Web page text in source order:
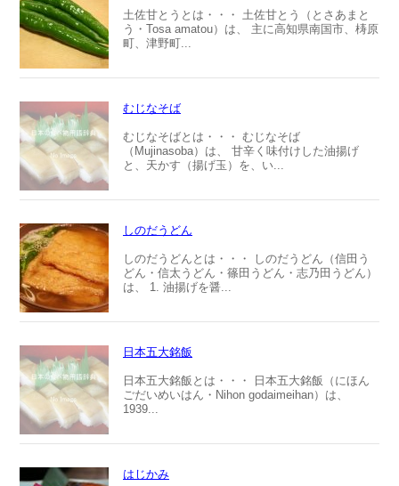
土佐甘とうとは・・・ 土佐甘とう（とさあまと
う・Tosa amatou）は、 主に高知県南国市、梼原
町、津野町...
むじなそば
むじなそばとは・・・ むじなそば
（Mujinasoba）は、 甘辛く味付けした油揚げ
と、天かす（揚げ玉）を、い...
しのだうどん
しのだうどんとは・・・ しのだうどん（信田う
どん・信太うどん・篠田うどん・志乃田うどん）
は、 1. 油揚げを醤...
日本五大銘飯
日本五大銘飯とは・・・ 日本五大銘飯（にほん
ごだいめいはん・Nihon godaimeihan）は、
1939...
はじかみ